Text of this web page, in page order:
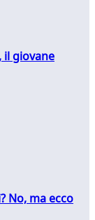
il giovane
No, ma ecco